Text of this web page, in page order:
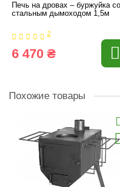
Печь на дровах – буржуйка со
стальным дымоходом 1,5м
2
6 470 ₴
Похожие товары